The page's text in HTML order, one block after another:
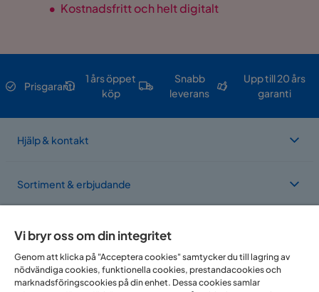
• Kostnadsfritt och helt digitalt
Prisgaranti
1 års öppet
köp
Snabb
leverans
Upp till 20 års
garanti
Hjälp & kontakt
Sortiment & erbjudande
Om Trademax
Vi finns i flera länder
Vi bryr oss om din integritet
Genom att klicka på "Acceptera cookies" samtycker du till lagring av
nödvändiga cookies, funktionella cookies, prestandacookies och
marknadsföringscookies på din enhet. Dessa cookies samlar